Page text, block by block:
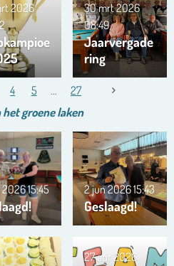
2026
Jaarvergade
ring
30 mrt 2026
08:49
4 5 27
hetgroenelaken
202615:45
Geslaagd!
2 jun 202615:43
27 apr 2026